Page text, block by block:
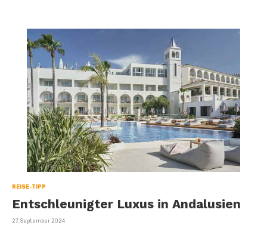
REISE-TIPP
Entschleunigter Luxus in Andalusien
Veröffentlicht
27. September 2024